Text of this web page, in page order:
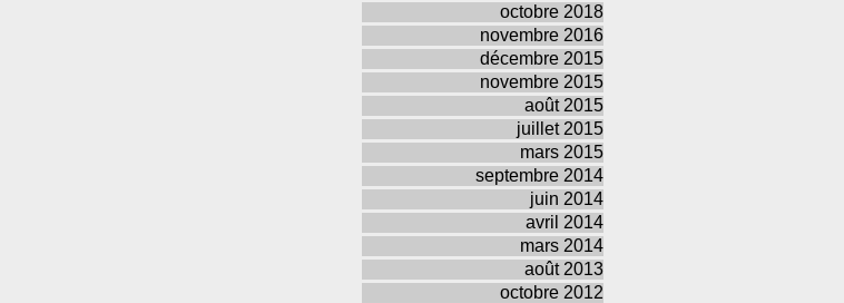
octobre 2018
novembre 2016
décembre 2015
novembre 2015
août 2015
juillet 2015
mars 2015
septembre 2014
juin 2014
avril 2014
mars 2014
août 2013
octobre 2012